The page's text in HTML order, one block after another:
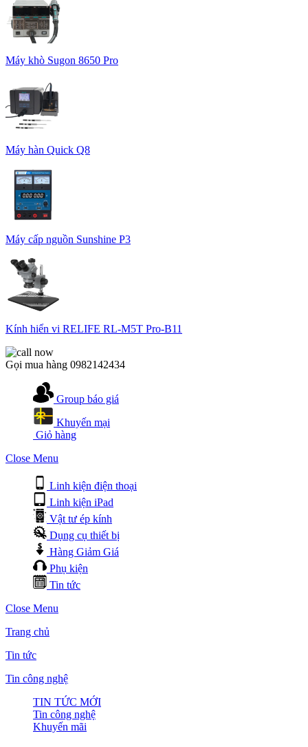
Máy khò Sugon 8650 Pro
Máy hàn Quick Q8
Máy cấp nguồn Sunshine P3
Kính hiển vi RELIFE RL-M5T Pro-B11
Gọi mua hàng 0982142434
Group báo giá
Khuyến mại
Giỏ hàng
Close Menu
Linh kiện điện thoại
Linh kiện iPad
Vật tư ép kính
Dụng cụ thiết bị
Hàng Giảm Giá
Phụ kiện
Tin tức
Close Menu
Trang chủ
Tin tức
Tin công nghệ
TIN TỨC MỚI
Tin công nghệ
Khuyến mãi